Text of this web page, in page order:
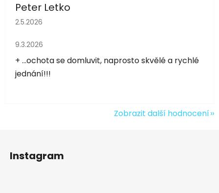
Peter Letko
Hodnocení obchodu je 5 z 5 hvězdiček.
2.5.2026
Hodnocení obchodu je 5 z 5 hvězdiček.
9.3.2026
+ ...ochota se domluvit, naprosto skvělé a rychlé
jednání!!!
Zobrazit další hodnocení
Instagram